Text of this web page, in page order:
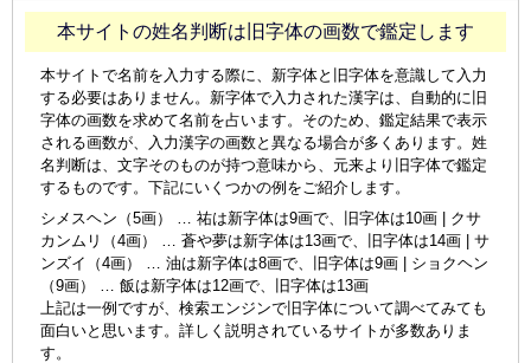
本サイトの姓名判断は旧字体の画数で鑑定します
本サイトで名前を入力する際に、新字体と旧字体を意識して入力
する必要はありません。新字体で入力された漢字は、自動的に旧
字体の画数を求めて名前を占います。そのため、鑑定結果で表示
される画数が、入力漢字の画数と異なる場合が多くあります。姓
名判断は、文字そのものが持つ意味から、元来より旧字体で鑑定
するものです。下記にいくつかの例をご紹介します。
シメスヘン（5画） … 祐は新字体は9画で、旧字体は10画 | クサ
カンムリ（4画） … 蒼や夢は新字体は13画で、旧字体は14画 | サ
ンズイ（4画） … 油は新字体は8画で、旧字体は9画 | ショクヘン
（9画） … 飯は新字体は12画で、旧字体は13画
上記は一例ですが、検索エンジンで旧字体について調べてみても
面白いと思います。詳しく説明されているサイトが多数ありま
す。